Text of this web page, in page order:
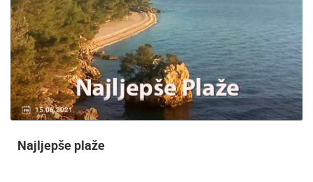
15.06.2021.
Najljepše plaže